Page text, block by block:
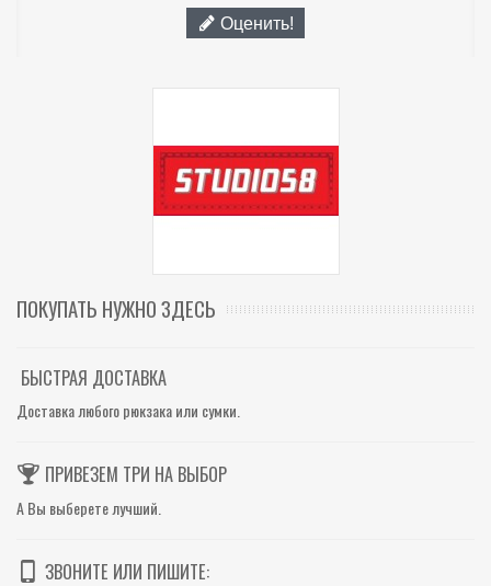
Оценить!
ПОКУПАТЬ НУЖНО ЗДЕСЬ
БЫСТРАЯ ДОСТАВКА
Доставка любого рюкзака или сумки.
ПРИВЕЗЕМ ТРИ НА ВЫБОР
А Вы выберете лучший.
ЗВОНИТЕ ИЛИ ПИШИТЕ: